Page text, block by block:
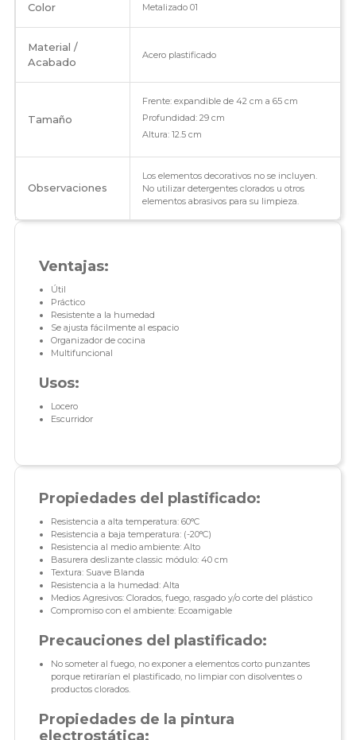
Color Metalizado 01
Material /
Acabado
Acero plastificado
Tamaño
Frente: expandible de 42 cm a 65 cm
Profundidad: 29 cm
Altura: 12.5 cm
Observaciones
Los elementos decorativos no se incluyen.
No utilizar detergentes clorados u otros
elementos abrasivos para su limpieza.
Ventajas:
Útil
Práctico
Resistente a la humedad
Se ajusta fácilmente al espacio
Organizador de cocina
Multifuncional
Usos:
Locero
Escurridor
Propiedades del plastificado:
Resistencia a alta temperatura: 60°C
Resistencia a baja temperatura: (-20°C)
Resistencia al medio ambiente: Alto
Basurera deslizante classic módulo: 40 cm
Textura: Suave Blanda
Resistencia a la humedad: Alta
Medios Agresivos: Clorados, fuego, rasgado y/o corte del plástico
Compromiso con el ambiente: Ecoamigable
Precauciones del plastificado:
No someter al fuego, no exponer a elementos corto punzantes
porque retirarían el plastificado, no limpiar con disolventes o
productos clorados.
Propiedades de la pintura
electrostática: